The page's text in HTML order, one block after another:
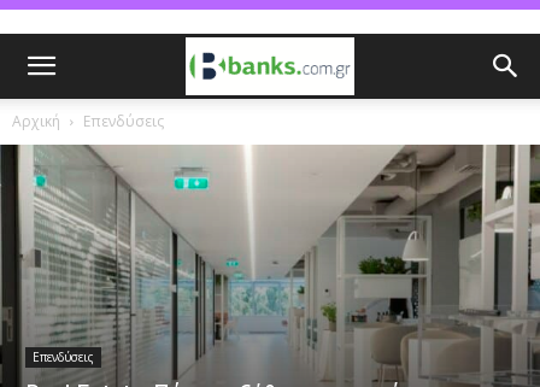
Αρχική Επενδύσεις
Επενδύσεις